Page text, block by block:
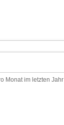
Monat im letzten Jahr